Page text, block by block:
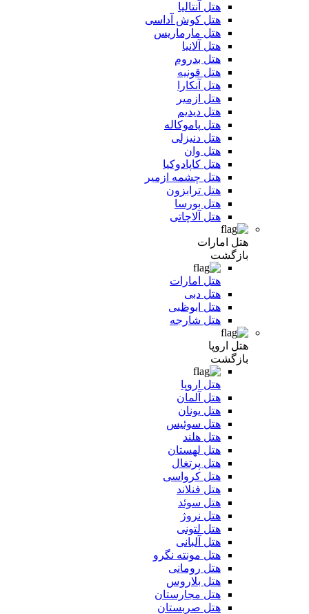
هتل آنتالیا
هتل کوش آداسی
هتل مارماریس
هتل آلانیا
هتل بدروم
هتل قونیه
هتل آنکارا
هتل ازمیر
هتل دیدیم
هتل پاموکاله
هتل دنیزلی
هتل وان
هتل کاپادوکیا
هتل چشمه ازمیر
هتل ترابزون
هتل بورسا
هتل آلاچاتی
هتل امارات
بازگشت
هتل امارات
هتل دبی
هتل ابوظبی
هتل شارجه
هتل اروپا
بازگشت
هتل اروپا
هتل آلمان
هتل یونان
هتل سوئیس
هتل هلند
هتل لهستان
هتل پرتغال
هتل کرواسی
هتل فنلاند
هتل سوئد
هتل نروژ
هتل لتونی
هتل آلبانی
هتل مونته نگرو
هتل رومانی
هتل بلاروس
هتل مجارستان
هتل صربستان